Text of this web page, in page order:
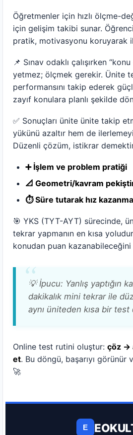
Öğretmenler için hızlı ölçme-
için gelişim takibi sunar.
pratik, motivasyonu koruyarak
📌 Sınav odaklı çalışırken
yetmez; ölçmek gerekir. Ünite
performansını takip ederek
zayıf konulara planlı şekilde
✅ Sonuçları ünite ünite takip
yükünü azaltır hem de
Düzenli çözüm, istikrar
➕ İşlem ve problem pratiği
📐 Geometri/kavram
⏱️ Süre tutarak hız kazanma
🎯 YKS (TYT-AYT) sürecinde,
tekrar yapmanın en kısa
konudan puan
💡 İpucu: Yanlış yaptığın
dakikalık mini tekrar ile
aynı üniteden kısa bir test
Online test rutini oluştur: çöz →
et. Bu döngü, başarıyı görünür
🚀
E